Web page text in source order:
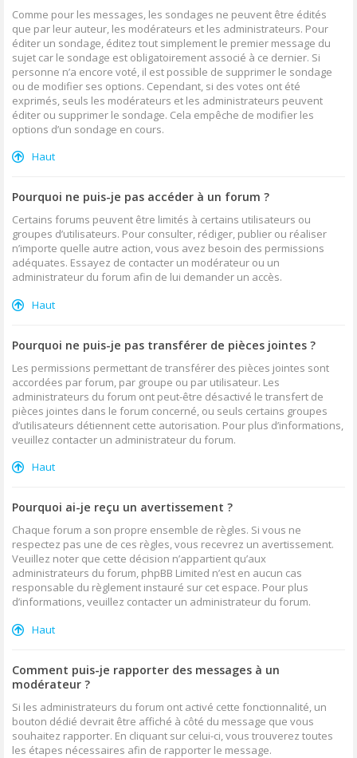
Comme pour les messages, les sondages ne peuvent être édités
que par leur auteur, les modérateurs et les administrateurs. Pour
éditer un sondage, éditez tout simplement le premier message du
sujet car le sondage est obligatoirement associé à ce dernier. Si
personne n’a encore voté, il est possible de supprimer le sondage
ou de modifier ses options. Cependant, si des votes ont été
exprimés, seuls les modérateurs et les administrateurs peuvent
éditer ou supprimer le sondage. Cela empêche de modifier les
options d’un sondage en cours.
Haut
Pourquoi ne puis-je pas accéder à un forum ?
Certains forums peuvent être limités à certains utilisateurs ou
groupes d’utilisateurs. Pour consulter, rédiger, publier ou réaliser
n’importe quelle autre action, vous avez besoin des permissions
adéquates. Essayez de contacter un modérateur ou un
administrateur du forum afin de lui demander un accès.
Haut
Pourquoi ne puis-je pas transférer de pièces jointes ?
Les permissions permettant de transférer des pièces jointes sont
accordées par forum, par groupe ou par utilisateur. Les
administrateurs du forum ont peut-être désactivé le transfert de
pièces jointes dans le forum concerné, ou seuls certains groupes
d’utilisateurs détiennent cette autorisation. Pour plus d’informations,
veuillez contacter un administrateur du forum.
Haut
Pourquoi ai-je reçu un avertissement ?
Chaque forum a son propre ensemble de règles. Si vous ne
respectez pas une de ces règles, vous recevrez un avertissement.
Veuillez noter que cette décision n’appartient qu’aux
administrateurs du forum, phpBB Limited n’est en aucun cas
responsable du règlement instauré sur cet espace. Pour plus
d’informations, veuillez contacter un administrateur du forum.
Haut
Comment puis-je rapporter des messages à un
modérateur ?
Si les administrateurs du forum ont activé cette fonctionnalité, un
bouton dédié devrait être affiché à côté du message que vous
souhaitez rapporter. En cliquant sur celui-ci, vous trouverez toutes
les étapes nécessaires afin de rapporter le message.